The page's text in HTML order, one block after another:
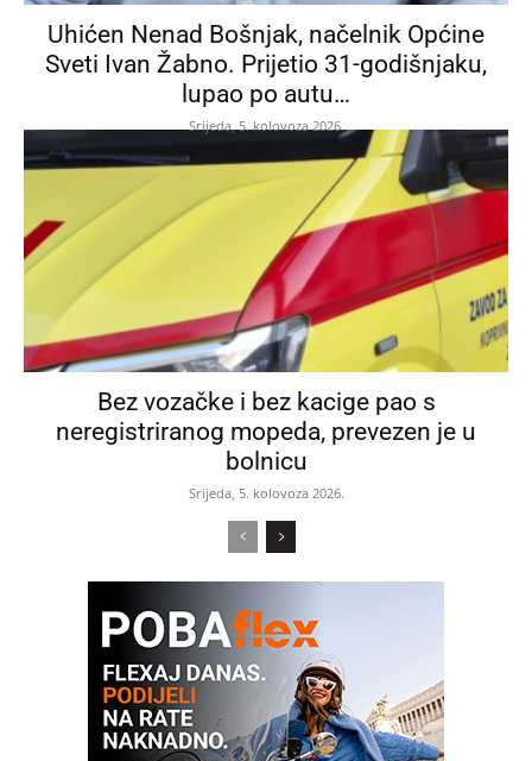
Uhićen Nenad Bošnjak, načelnik Općine
Sveti Ivan Žabno. Prijetio 31-godišnjaku,
lupao po autu…
Srijeda, 5. kolovoza 2026.
Bez vozačke i bez kacige pao s
neregistriranog mopeda, prevezen je u
bolnicu
Srijeda, 5. kolovoza 2026.